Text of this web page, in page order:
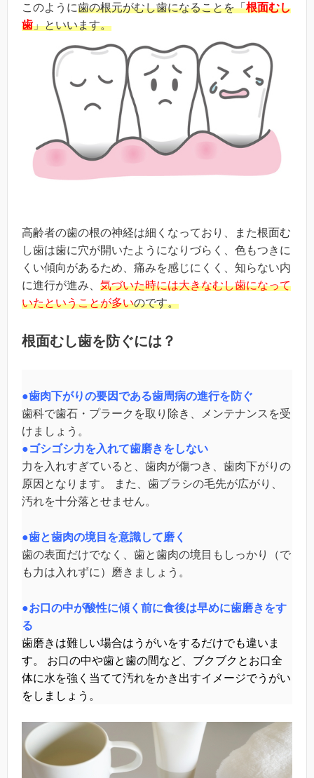
このように歯の根元がむし歯になることを「根面むし
歯」といいます。
高齢者の歯の根の神経は細くなっており、また根面む
し歯は歯に穴が開いたようになりづらく、色もつきに
くい傾向があるため、痛みを感じにくく、知らない内
に進行が進み、 気づいた時には大きなむし歯になって
いたということが多いのです。
根面むし歯を防ぐには？
●歯肉下がりの要因である歯周病の進行を防ぐ
歯科で歯石・プラークを取り除き、メンテナンスを受
けましょう。
●ゴシゴシ力を入れて歯磨きをしない
力を入れすぎていると、歯肉が傷つき、歯肉下がりの
原因となります。 また、歯ブラシの毛先が広がり、
汚れを十分落とせません。
●歯と歯肉の境目を意識して磨く
歯の表面だけでなく、歯と歯肉の境目もしっかり（で
も力は入れずに）磨きましょう。
●お口の中が酸性に傾く前に食後は早めに歯磨きをす
る
歯磨きは難しい場合はうがいをするだけでも違いま
す。 お口の中や歯と歯の間など、ブクブクとお口全
体に水を強く当てて汚れをかき出すイメージでうがい
をしましょう。